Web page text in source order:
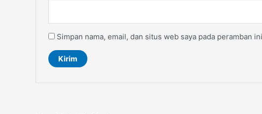
Simpan nama, email, dan situs web saya pada peramban